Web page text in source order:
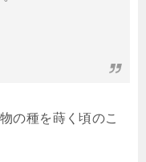
の種を蒔く頃のこ